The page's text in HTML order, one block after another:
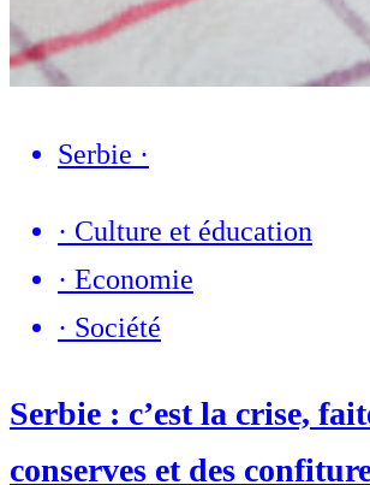
Serbie ·
· Culture et éducation
· Economie
· Société
Serbie : c’est la crise,
conserves et des